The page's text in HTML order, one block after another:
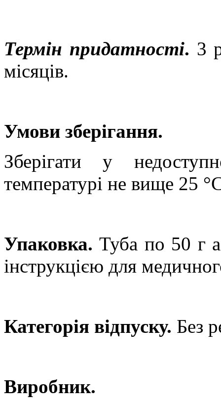
Термін придатності. 3
місяців.
Умови зберігання.
Зберігати у
температурі не вище 25 °
Упаковка.Туба по 50 г
інструкцією для
Категорія відпуску. Без
Виробник.